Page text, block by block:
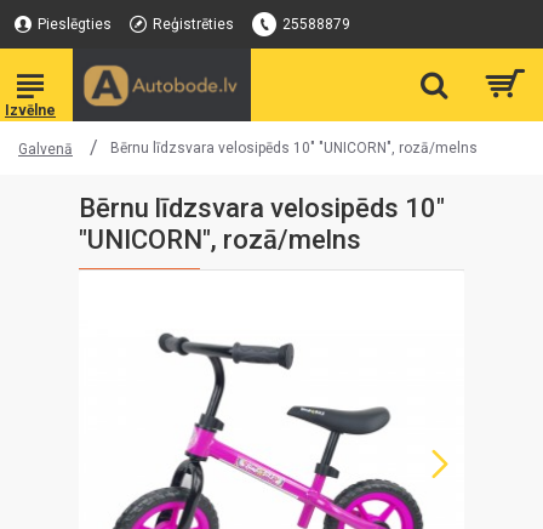
Pieslēgties Reģistrēties 25588879
Galvenā Bērnu līdzsvara velosipēds 10" "UNICORN", rozā/melns
Bērnu līdzsvara velosipēds 10"
"UNICORN", rozā/melns